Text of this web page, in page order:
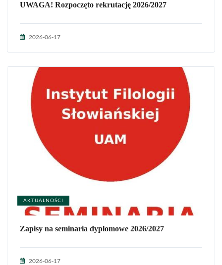
UWAGA! Rozpoczęto rekrutację 2026/2027
2026-06-17
AKTUALNOŚCI
Zapisy na seminaria dyplomowe 2026/2027
2026-06-17